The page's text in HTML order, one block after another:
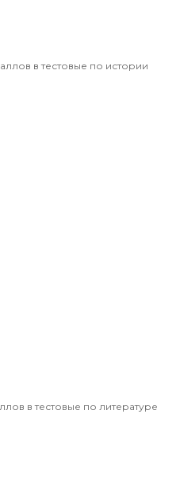
в тестовые по истории
в тестовые по литературе